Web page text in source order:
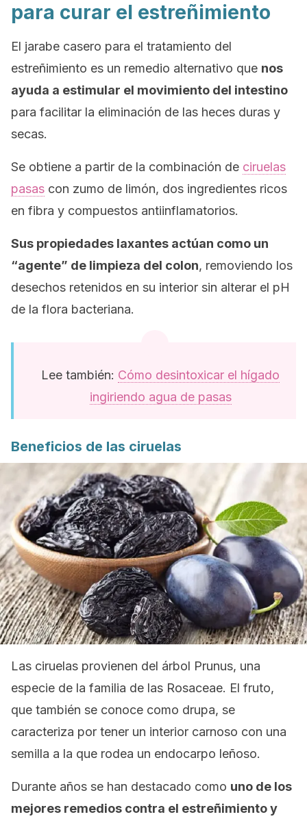
para curar el estreñimiento
El jarabe casero para el tratamiento del
estreñimiento es un remedio alternativo que nos
ayuda a estimular el movimiento del intestino
para facilitar la eliminación de las heces duras y
secas.
Se obtiene a partir de la combinación de ciruelas
pasas con zumo de limón, dos ingredientes ricos
en fibra y compuestos antiinflamatorios.
Sus propiedades laxantes actúan como un
“agente” de limpieza del colon, removiendo los
desechos retenidos en su interior sin alterar el pH
de la flora bacteriana.
Lee también: Cómo desintoxicar el hígado
ingiriendo agua de pasas
Beneficios de las ciruelas
Las ciruelas provienen del árbol Prunus, una
especie de la familia de las Rosaceae. El fruto,
que también se conoce como drupa, se
caracteriza por tener un interior carnoso con una
semilla a la que rodea un endocarpo leñoso.
Durante años se han destacado como uno de los
mejores remedios contra el estreñimiento y